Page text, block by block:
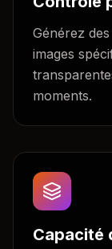
Générez
images
moments.
Capacité